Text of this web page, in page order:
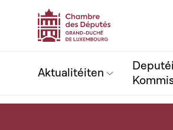
Aktualitéiten